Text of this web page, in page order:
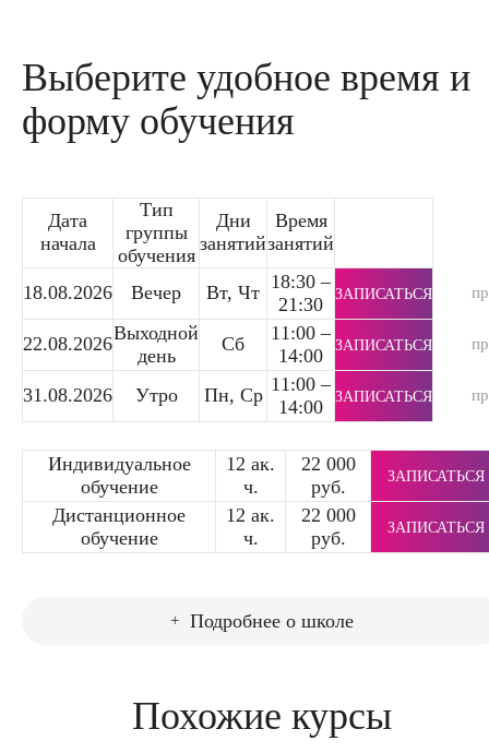
Выберите удобное время и
форму обучения
Дата
начала
Тип
группы
обучения
Дни
занятий
Время
занятий
18.08.2026 Вечер Вт, Чт 18:30 –
21:30
ЗАПИСАТЬСЯ
22.08.2026Выходной
день
Сб
11:00 –
14:00
ЗАПИСАТЬСЯ
31.08.2026 Утро Пн, Ср 11:00 –
14:00
ЗАПИСАТЬСЯ
Индивидуальное
обучение
12 ак.
ч.
22 000
руб.
ЗАПИСАТЬСЯ
Дистанционное
обучение
12 ак.
ч.
22 000
руб.
ЗАПИСАТЬСЯ
Подробнее о школе
Похожие курсы